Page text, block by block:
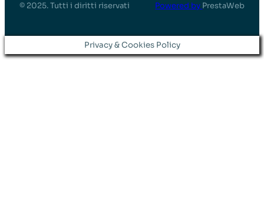
© 2025. Tutti i diritti riservati Powered by PrestaWeb
Privacy & Cookies Policy